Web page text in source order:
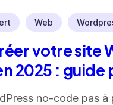
Web
votre site
2025 :
no-code pas à